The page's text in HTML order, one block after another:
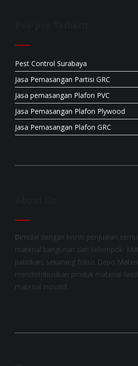
Pest Control Surabaya
Jasa Pemasangan Partisi GRC
Jasa pemasangan Plafon PVC
Jasa Pemasangan Plafon Plywood
Jasa Pemasangan Plafon GRC
Dimulai dengan bisnis penjualan
material bangunan dari kelompok
pabrikan, sekarang fokus Depo
mendistribusikan produk material
material inovatif.